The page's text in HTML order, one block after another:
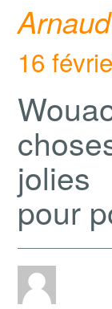
Arnaud
16
jolies
pour